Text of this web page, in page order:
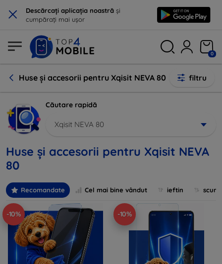
× Descărcați aplicația noastră și
cumpărați mai ușor
0
Huse și accesorii pentru Xqisit NEVA 80 filtru
Căutare rapidă
Xqisit NEVA 80
Huse și accesorii pentru Xqisit NEVA
80
Recomandate Cel mai bine vândut ieftin
-10% -10%